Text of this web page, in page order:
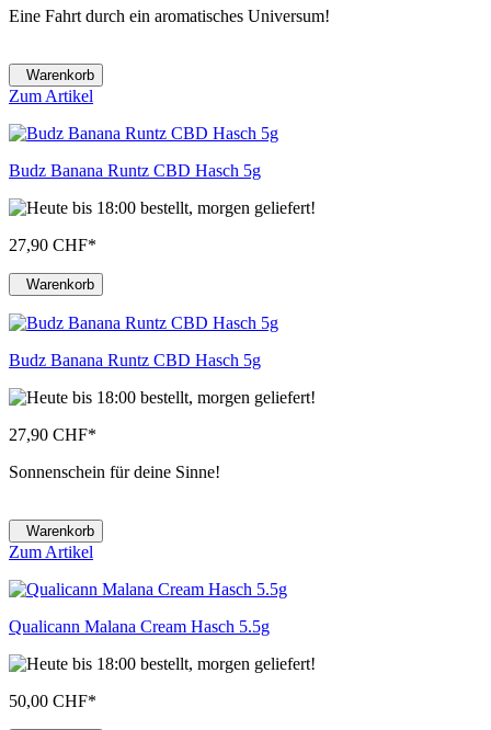
Eine Fahrt durch ein aromatisches Universum!
Warenkorb
Zum Artikel
Budz Banana Runtz CBD Hasch 5g
27,90 CHF*
Warenkorb
Budz Banana Runtz CBD Hasch 5g
27,90 CHF*
Sonnenschein für deine Sinne!
Warenkorb
Zum Artikel
Qualicann Malana Cream Hasch 5.5g
50,00 CHF*